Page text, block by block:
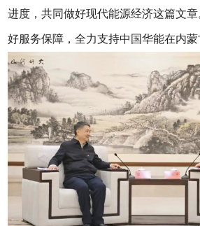
进度，共同做好现代能源经济这篇文
好服务保障，全力支持中国华能在内蒙